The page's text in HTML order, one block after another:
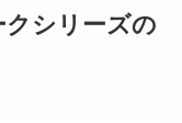
シリーズの